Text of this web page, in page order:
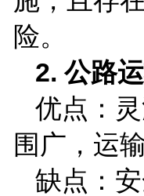
险。
2.公路
优点：
围广，运
缺点：